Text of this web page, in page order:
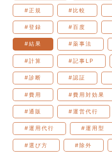
#正規 #比較
#登録 #百度
#結果 #薬事法
#計算 #記事LP
#診断 #認証
#費用 #費用対効果
#通販 #運営代行
#運用代行 #運用型
#選び方 #除外